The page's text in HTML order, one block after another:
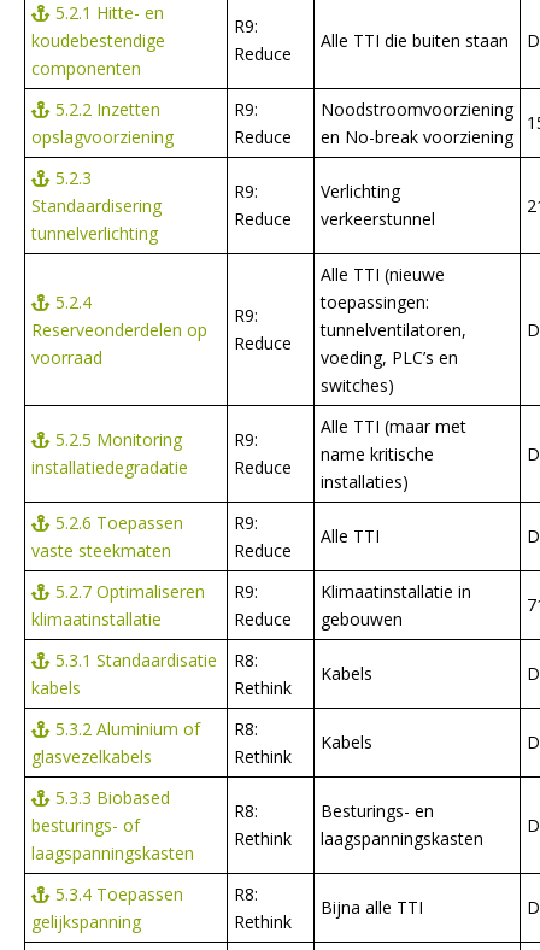
5.2.1 Hitte- en
koudebestendige
componenten
R9:
Reduce
Alle TTI die buiten staan
5.2.2 Inzetten
opslagvoorziening
R9:
Reduce
Noodstroomvoorziening
en No-break voorziening
5.2.3
Standaardisering
tunnelverlichting
R9:
Reduce
Verlichting
verkeerstunnel
5.2.4
Reserveonderdelen op
voorraad
R9:
Reduce
Alle TTI (nieuwe
toepassingen:
tunnelventilatoren,
voeding, PLC’s en
switches)
5.2.5 Monitoring
installatiedegradatie
R9:
Reduce
Alle TTI (maar met
name kritische
installaties)
5.2.6 Toepassen
vaste steekmaten
R9:
Reduce
Alle TTI
5.2.7 Optimaliseren
klimaatinstallatie
R9:
Reduce
Klimaatinstallatie in
gebouwen
5.3.1 Standaardisatie
kabels
R8:
Rethink
Kabels
5.3.2 Aluminium of
glasvezelkabels
R8:
Rethink
Kabels
5.3.3 Biobased
besturings- of
laagspanningskasten
R8:
Rethink
Besturings- en
laagspanningskasten
5.3.4 Toepassen
gelijkspanning
R8:
Rethink
Bijna alle TTI